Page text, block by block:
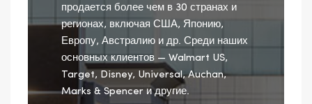
продается более чем в 30 странах и
регионах, включая США, Японию,
Европу, Австралию и др. Среди наших
основных клиентов — Walmart US,
Target, Disney, Universal, Auchan,
Marks & Spencer и другие.